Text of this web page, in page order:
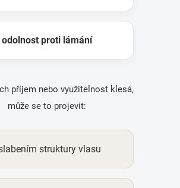
odolnost proti lámání
příjem nebo využitelnost klesá,
může se to projevit:
struktury vlasu